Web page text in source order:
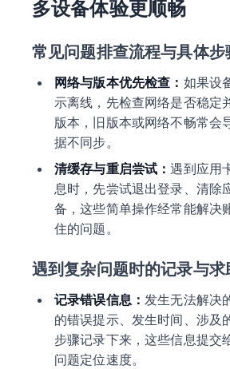
多设备体验更顺畅
常见问题排查流程与具体步
网络与版本优先检查： 如果设
示离线，先检查网络是否稳定
版本，旧版本或网络不畅常会
据不同步。
清缓存与重启尝试：遇到应用
息时，先尝试退出登录、清除
备，这些简单操作经常能解决
住的问题。
遇到复杂问题时的记录与求
记录错误信息：发生无法解决
的错误提示、发生时间、涉及
步骤记录下来，这些信息提交
问题定位速度。